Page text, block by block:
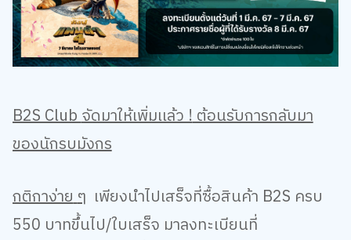
B2S Clubจัดมาให้เพิ่มเเล้ว !ต้อนรับการกลับมา
ของนักรบมังกร
กติกาง่ายๆ เพียงนำไปเสร็จที่ซื้อสินค้า B2S ครบ
550 บาทขึ้นไป/ใบเสร็จ มาลงทะเบียนที่